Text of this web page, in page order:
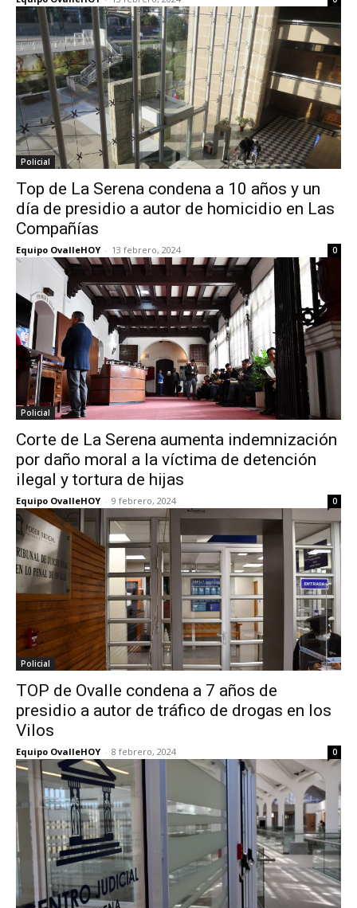
Policial
Top de La Serena condena a 10 años y un
día de presidio a autor de homicidio en Las
Compañías
Equipo OvalleHOY - 13 febrero, 2024 0
Policial
Corte de La Serena aumenta indemnización
por daño moral a la víctima de detención
ilegal y tortura de hijas
Equipo OvalleHOY - 9 febrero, 2024 0
Policial
TOP de Ovalle condena a 7 años de
presidio a autor de tráfico de drogas en los
Vilos
Equipo OvalleHOY - 8 febrero, 2024 0